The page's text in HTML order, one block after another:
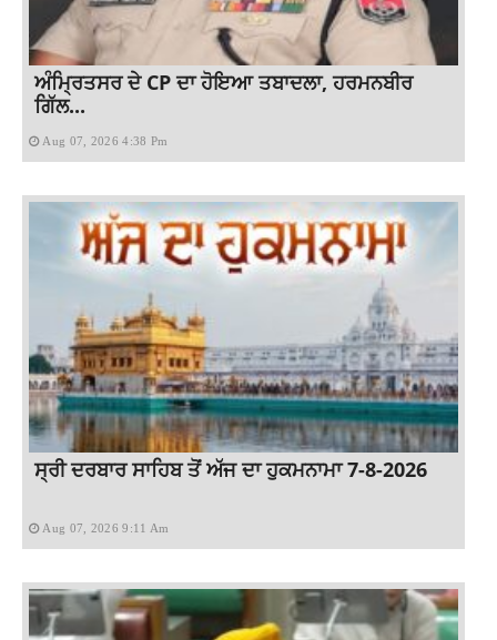
ਅੰਮ੍ਰਿਤਸਰ ਦੇ CP ਦਾ ਹੋਇਆ ਤਬਾਦਲਾ, ਹਰਮਨਬੀਰ
ਗਿੱਲ...
Aug 07, 2026 4:38 Pm
ਸ੍ਰੀ ਦਰਬਾਰ ਸਾਹਿਬ ਤੋਂ ਅੱਜ ਦਾ ਹੁਕਮਨਾਮਾ 7-8-2026
Aug 07, 2026 9:11 Am